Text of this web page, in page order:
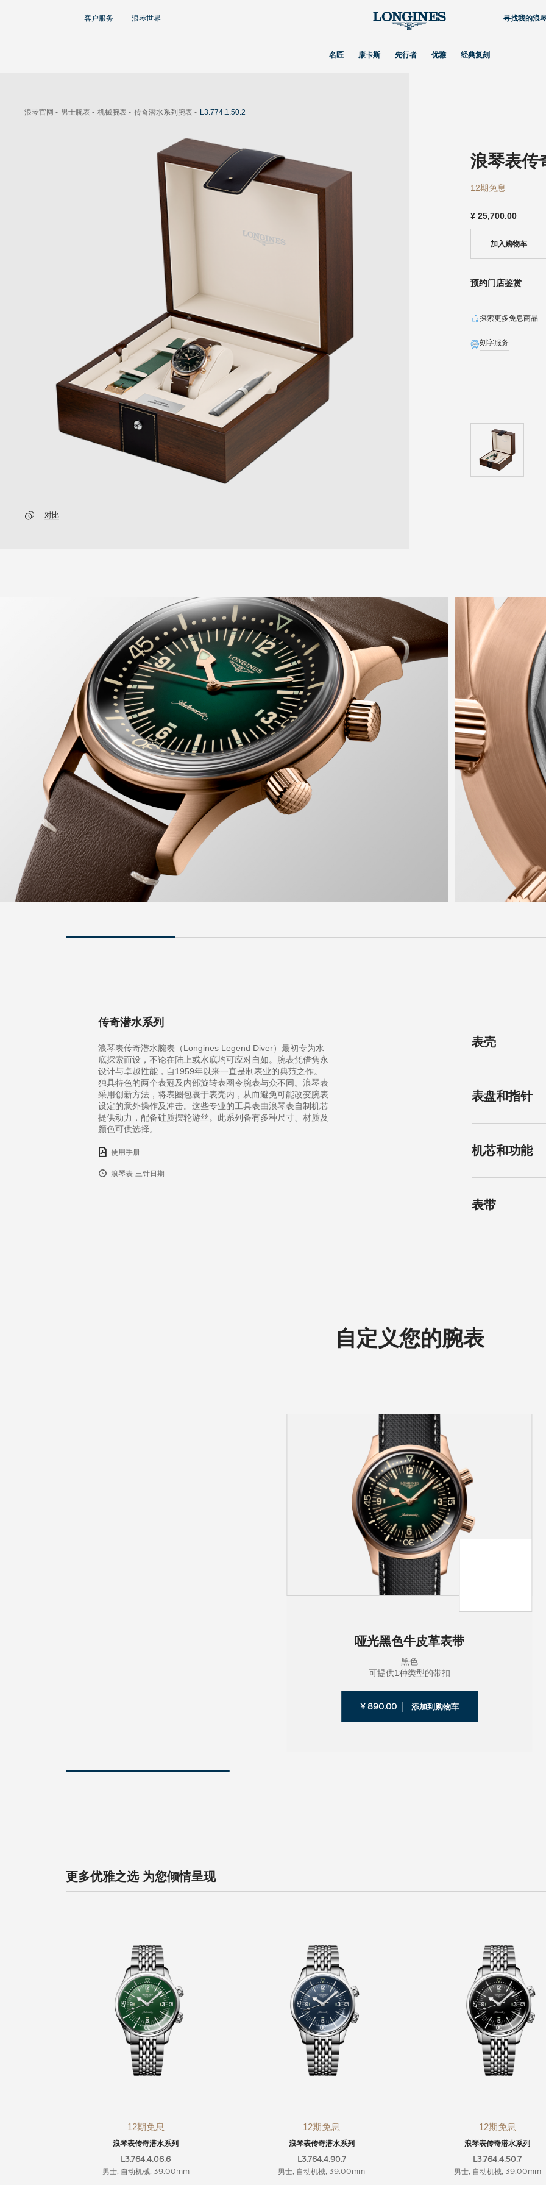
客户服务 浪琴世界 寻找我的浪
名匠 康卡斯 先行者 优雅 经典复刻
运动与体育赛事
浪琴官网 - 男士腕表 - 机械腕表 - 传奇潜水系列腕表 - L3.774.1.50.2
对比
浪琴表传
12期免息
¥ 25,700.00
加入购物车
预约门店鉴赏
探索更多免息商品
刻字服务
预约发货
石英表保内免费换
传奇潜水系列
浪琴表传奇潜水腕表（Longines Legend Diver）最初专为水
底探索而设，不论在陆上或水底均可应对自如。腕表凭借隽永
设计与卓越性能，自1959年以来一直是制表业的典范之作。
独具特色的两个表冠及内部旋转表圈令腕表与众不同。浪琴表
采用创新方法，将表圈包裹于表壳内，从而避免可能改变腕表
设定的意外操作及冲击。这些专业的工具表由浪琴表自制机芯
提供动力，配备硅质摆轮游丝。此系列备有多种尺寸、材质及
颜色可供选择。
使用手册
浪琴表-三针日期
表壳
形状
圆形
层防反光涂层
尺寸
表盘和指针
颜色
绿色
机芯和功能
机芯类型
自动上链机械机芯
表带
自定义您的腕表
哑光黑色牛皮革表带
黑色
可提供1种类型的带扣
¥ 890.00 添加到购物车
更多优雅之选 为您倾情呈现
12期免息
浪琴表传奇潜水系列
L3.764.4.06.6
男士, 自动机械, 39.00mm
12期免息
浪琴表传奇潜水系列
L3.764.4.90.7
男士, 自动机械, 39.00mm
12期免息
浪琴表传奇潜水系列
L3.764.4.50.7
男士, 自动机械, 39.00mm